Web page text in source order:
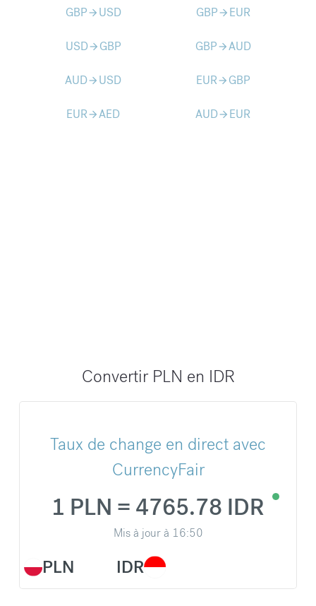
GBParrow_forward USD GBParrow_forward EUR
USDarrow_forward GBP GBParrow_forwardAUD
AUDarrow_forward USD EURarrow_forward GBP
EURarrow_forwardAED AUDarrow_forward EUR
Convertir PLN en IDR
Taux de change en direct avec
CurrencyFair
PLN
1 PLN = 4765.78 IDR
Mis à jour à 16:50
IDR